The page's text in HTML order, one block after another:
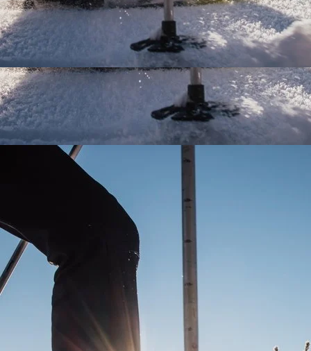
Erleben Sie Outdoor-Abenteuer beim
Schneeschuhwandern in der wunderschönen
Berglandschaft am Fuschlsee, ideal für Aktivreisen und
Wintersport.